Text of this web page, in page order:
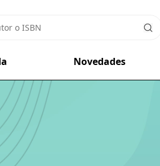
Novedades